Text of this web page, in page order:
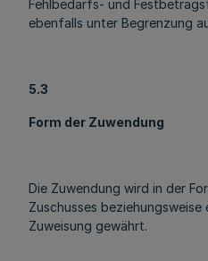
Fehlbedarfs- und
ebenfalls unter Begrenzung
5.3
Form der Zuwendung
Die Zuwendung wird in der
Zuschusses
Zuweisung gewährt.